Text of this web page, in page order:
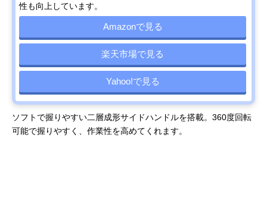
性も向上しています。
Amazonで見る
楽天市場で見る
Yahoo!で見る
ソフトで握りやすい二層成形サイドハンドルを搭載。360度回転
可能で握りやすく、作業性を高めてくれます。